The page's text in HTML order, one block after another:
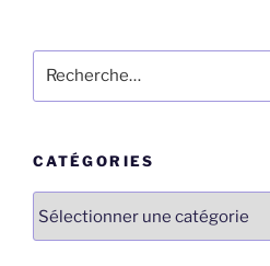
pour
CATÉGORIES